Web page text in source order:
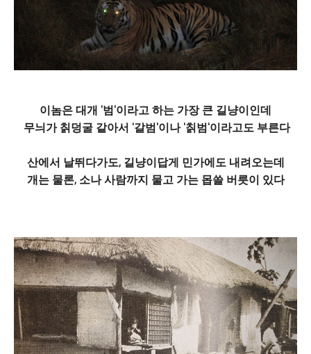
이놈은 대개 '범'이라고 하는 가장 큰 길냥이인데
무늬가 칡덩굴 같아서 '갈범'이나 '칡범'이라고도 부른다
산에서 날뛰다가도, 길냥이답게 민가에도 내려오는데
개는 물론, 소나 사람까지 물고 가는 몹쓸 버릇이 있다